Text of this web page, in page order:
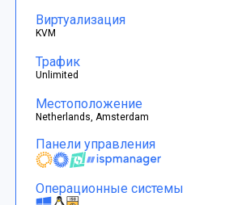
Виртуализация
KVM
Трафик
Unlimited
Местоположение
Netherlands, Amsterdam
Панели управления
Операционные системы